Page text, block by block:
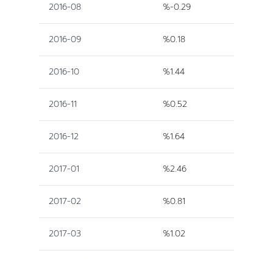
2016-08 %-0.29
2016-09 %0.18
2016-10 %1.44
2016-11 %0.52
2016-12 %1.64
2017-01 %2.46
2017-02 %0.81
2017-03 %1.02